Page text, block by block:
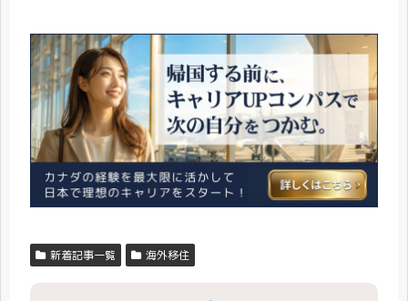
新着記事一覧 海外移住